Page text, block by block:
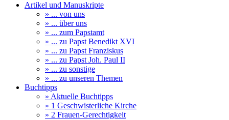
Artikel und Manuskripte
» ... von uns
» ... über uns
» ... zum Papstamt
» ... zu Papst Benedikt XVI
» ... zu Papst Franziskus
» ... zu Papst Joh. Paul II
» ... zu sonstige
» ... zu unseren Themen
Buchtipps
» Aktuelle Buchtipps
» 1 Geschwisterliche Kirche
» 2 Frauen-Gerechtigkeit